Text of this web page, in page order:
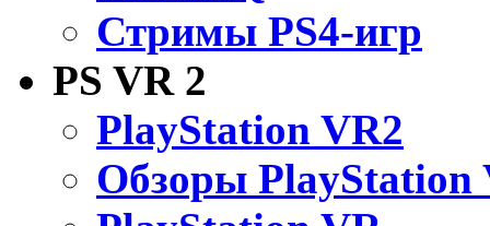
Стримы PS4-игр
PS VR 2
PlayStation VR2
Обзоры PlayStation